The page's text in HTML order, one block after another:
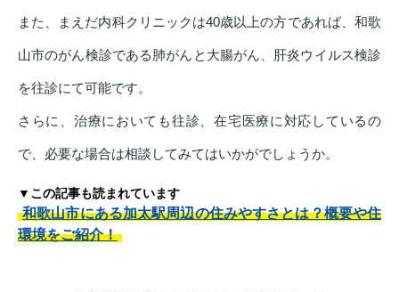
また、まえだ内科クリニックは40歳以上の方であれば、和歌
山市のがん検診である肺がんと大腸がん、肝炎ウイルス検診
を往診にて可能です。
さらに、治療においても往診、在宅医療に対応しているの
で、必要な場合は相談してみてはいかがでしょうか。
▼この記事も読まれています
和歌山市にある加太駅周辺の住みやすさとは？概要や住
環境をご紹介！